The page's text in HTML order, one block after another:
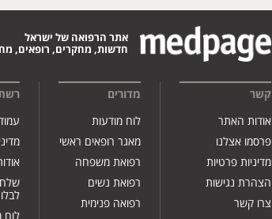
אתר הרפואה של ישראל
חדשות, מחקרים, רופאים,
קשר
אודות האתר
פרסמו אצלנו
מדיניות פרטיות
הצהרת נגישות
צרו קשר
מדורים
לוח מודעות
מאגר רופאים ראשי
רפואת משפחה
רפואת נשים
רפואה פנימית